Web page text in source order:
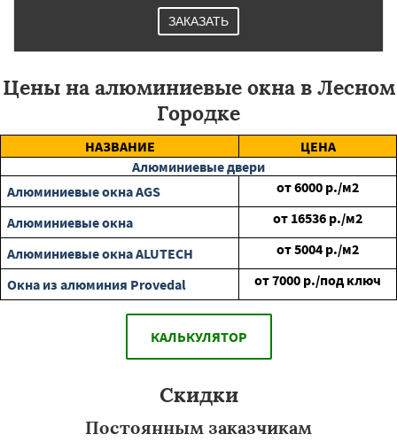
ЗАКАЗАТЬ
Цены на алюминиевые окна в Лесном
Городке
НАЗВАНИЕ
ЦЕНА
Алюминиевые двери
Алюминиевые окна AGS
от6000 р./м2
Алюминиевые окна
от 16536 р./м2
Алюминиевые окна ALUTECH
от5004 р./м2
Окна из алюминия Provedal
от7000 р./под ключ
КАЛЬКУЛЯТОР
Скидки
Постоянным заказчикам